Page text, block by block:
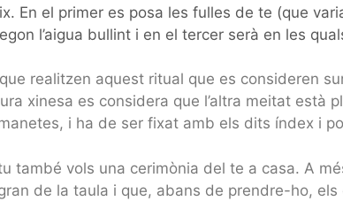
En el primer es posa les fulles de te (que
l’aigua bullint i en el tercer serà en les
realitzen aquest ritual que es consideren
xinesa es considera que l’altra meitat està
i ha de ser fixat amb els dits índex i
també vols una cerimònia del te a casa. A
de la taula i que, abans de prendre-ho,